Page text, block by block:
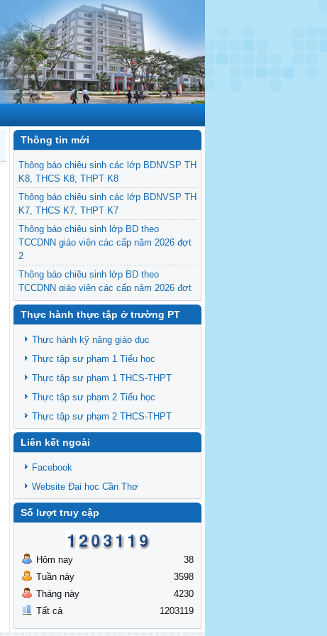
Thông tin mới
Thông báo chiêu sinh các lớp BDNVSP TH
K8, THCS K8, THPT K8
Thông báo chiêu sinh các lớp BDNVSP TH
K7, THCS K7, THPT K7
Thông báo chiêu sinh lớp BD theo
TCCDNN giáo viên các cấp năm 2026 đợt
2
Thông báo chiêu sinh lớp BD theo
TCCDNN giáo viên các cấp năm 2026 đợt
1
Thông báo chiêu sinh lớp BD theo
TCCDNN giảng viên đại học khóa 19
Thông báo chiêu sinh lớp BD theo
TCCDNN giáo viên các cấp năm 2025 đợt
Thông báo chiêu sinh các lớp BDNVSP TH
K6, THCS K6, THPT K6
Thông báo chiêu sinh lớp BD NVSP cấp
chứng nhận khóa 4 năm 2025
Thông báo chiêu sinh lớp BD NVSP dạy
nhận khóa 03
Thông báo tổng khai giảng các lớp
BDNVSP TH K5, THCS K5, THPT K5
Thực hành thực tập ở trường PT
Thực hành kỹ năng giáo dục
Thực tập sư phạm 1 Tiểu học
Thực tập sư phạm 1 THCS-THPT
Thực tập sư phạm 2 Tiểu học
Thực tập sư phạm 2 THCS-THPT
Liên kết ngoài
Facebook
Website Đại học Cần Thơ
Số lượt truy cập
Hôm nay
Tuần này
Tháng này
Tất cả
38
3598
4230
1203119